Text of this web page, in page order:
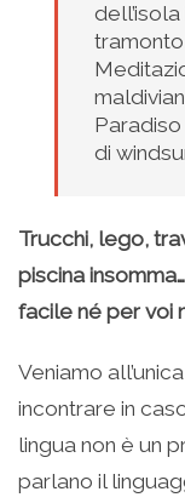
di
Trucchi, lego,
piscina
facile né per voi
Veniamo
incontrare in
lingua non è un
parlano il